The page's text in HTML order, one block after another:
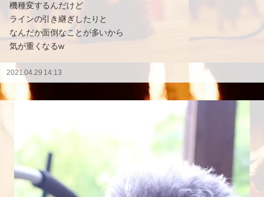
機種変するんだけど
ラインの引き継ぎしたりと
なんだか面倒なことが多いから
気が重くなるw
2021.04.29 14:13